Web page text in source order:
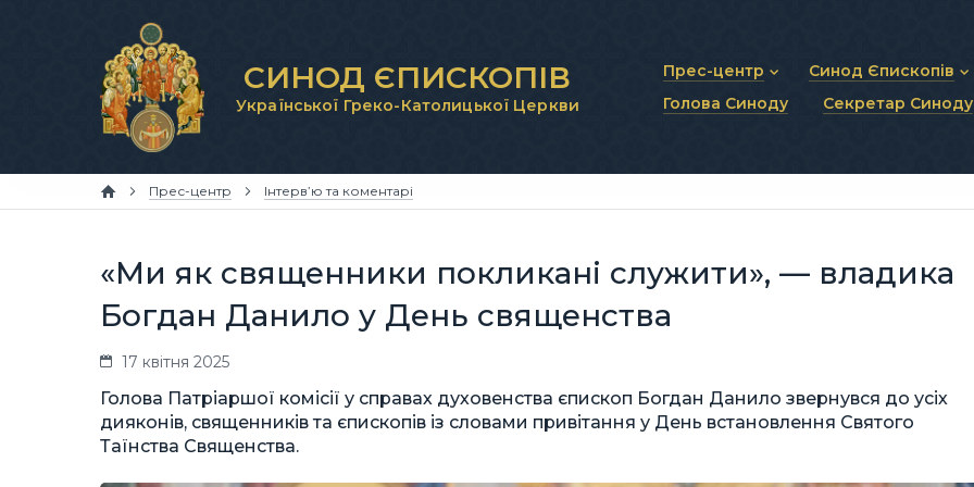
СИНОД ЄПИСКОПІВ
Української Греко-Католицької Церкви
Прес-центр
Новини та анонси
Синод Єпископів
Статут Синоду
Синодальні органи
Голова Синоду Секретар Синоду
Прес-центр Інтерв’ю та коментарі
«Ми як священники покликані служити», — владика
Богдан Данило у День священства
17 квітня 2025
Голова Патріаршої комісії у справах духовенства єпископ Богдан Данило звернувся до усіх
дияконів, священників та єпископів із словами привітання у День встановлення Святого
Таїнства Священства.